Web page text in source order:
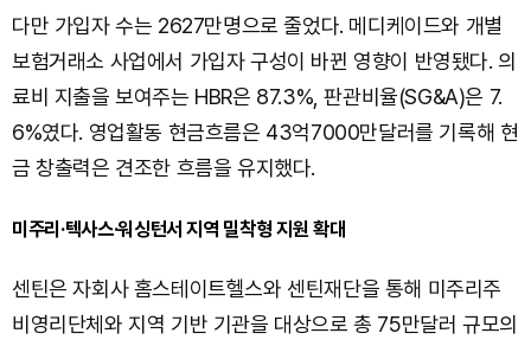
다만 가입자 수는 2627만명으로 줄었다. 메디케이드와 개별
보험거래소 사업에서 가입자 구성이 바뀐 영향이 반영됐다. 의
료비 지출을 보여주는 HBR은 87.3%, 판관비율(SG&A)은 7.
6%였다. 영업활동 현금흐름은 43억7000만달러를 기록해 현
금 창출력은 견조한 흐름을 유지했다.
미주리·텍사스·워싱턴서 지역 밀착형 지원 확대
센틴은 자회사 홈스테이트헬스와 센틴재단을 통해 미주리주
비영리단체와 지역 기반 기관을 대상으로 총 75만달러 규모의